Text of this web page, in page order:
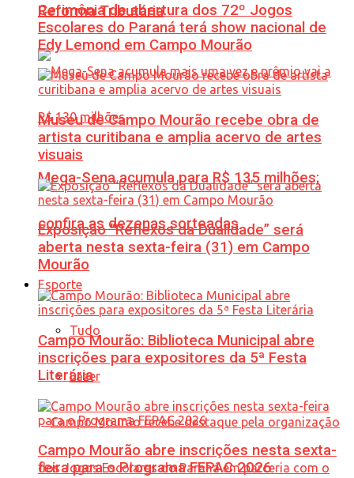
Reforma Tributária
Mega-Sena acumula para R$ 135 milhões;
confira as dezenas sorteadas
Esporte
Tudo
Lazer
Cerimônia de abertura dos 72º Jogos
Escolares do Paraná terá show nacional de
Edy Lemond em Campo Mourão
Museu de Campo Mourão recebe obra de
artista curitibana e amplia acervo de artes
visuais
Exposição “Reflexos da Dualidade” será
aberta nesta sexta-feira (31) em Campo
Mourão
Campo Mourão: Biblioteca Municipal abre
inscrições para expositores da 5ª Festa
Literária
Campo Mourão abre inscrições nesta sexta-
feira para o Programa FEPAC 2026